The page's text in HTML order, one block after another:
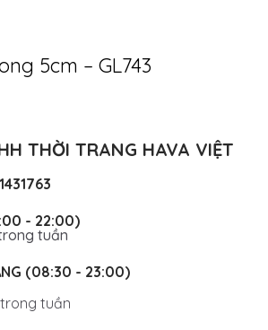
5cm – GL743
THỜI TRANG HAVA VIỆT
- 22:00)
tuần
(08:30 - 23:00)
tuần